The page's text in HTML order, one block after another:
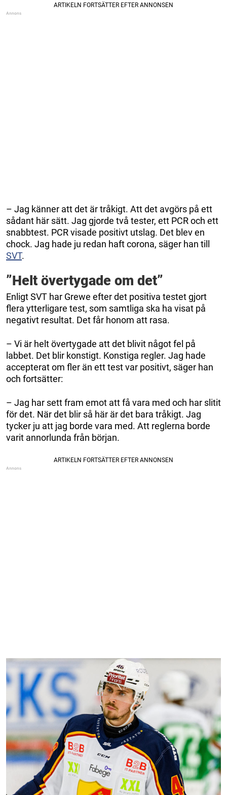
– Jag känner att det är tråkigt. Att det avgörs på ett
sådant här sätt. Jag gjorde två tester, ett PCR och ett
snabbtest. PCR visade positivt utslag. Det blev en
chock. Jag hade ju redan haft corona, säger han till
SVT.
”Helt övertygade om det”
Enligt SVT har Grewe efter det positiva testet gjort
flera ytterligare test, som samtliga ska ha visat på
negativt resultat. Det får honom att rasa.
– Vi är helt övertygade att det blivit något fel på
labbet. Det blir konstigt. Konstiga regler. Jag hade
accepterat om fler än ett test var positivt, säger han
och fortsätter:
– Jag har sett fram emot att få vara med och har slitit
för det. När det blir så här är det bara tråkigt. Jag
tycker ju att jag borde vara med. Att reglerna borde
varit annorlunda från början.